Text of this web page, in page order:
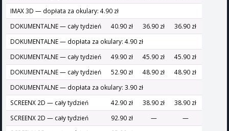
IMAX 3D — dopłata za okulary: 4.90 zł
DOKUMENTALNE — cały tydzień
40.90 zł 36.90 zł
36.90 zł
DOKUMENTALNE — dopłata za okulary: 4.90 zł
DOKUMENTALNE — cały tydzień
49.90 zł 45.90 zł
45.90 zł
DOKUMENTALNE — cały tydzień
52.90 zł 48.90 zł
48.90 zł
DOKUMENTALNE — dopłata za okulary: 3.90 zł
SCREENX 2D — cały tydzień
42.90 zł 38.90 zł
38.90 zł
SCREENX 2D — cały tydzień
92.90 zł —
—